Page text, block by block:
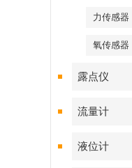
力传感器
氧传感器
露点仪
流量计
液位计